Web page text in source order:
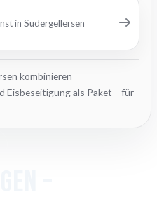
in Südergellersen
kombinieren
Eisbeseitigung als Paket – für